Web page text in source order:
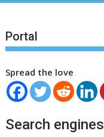
Portal
Spread the love
Search engines